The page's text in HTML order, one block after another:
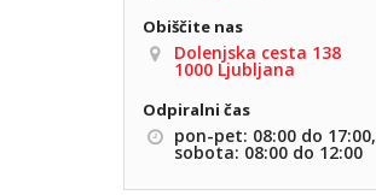
Obiščite nas
Dolenjska cesta 138
1000 Ljubljana
Odpiralni čas
pon-pet: 08:00 do 17:00,
sobota: 08:00 do 12:00